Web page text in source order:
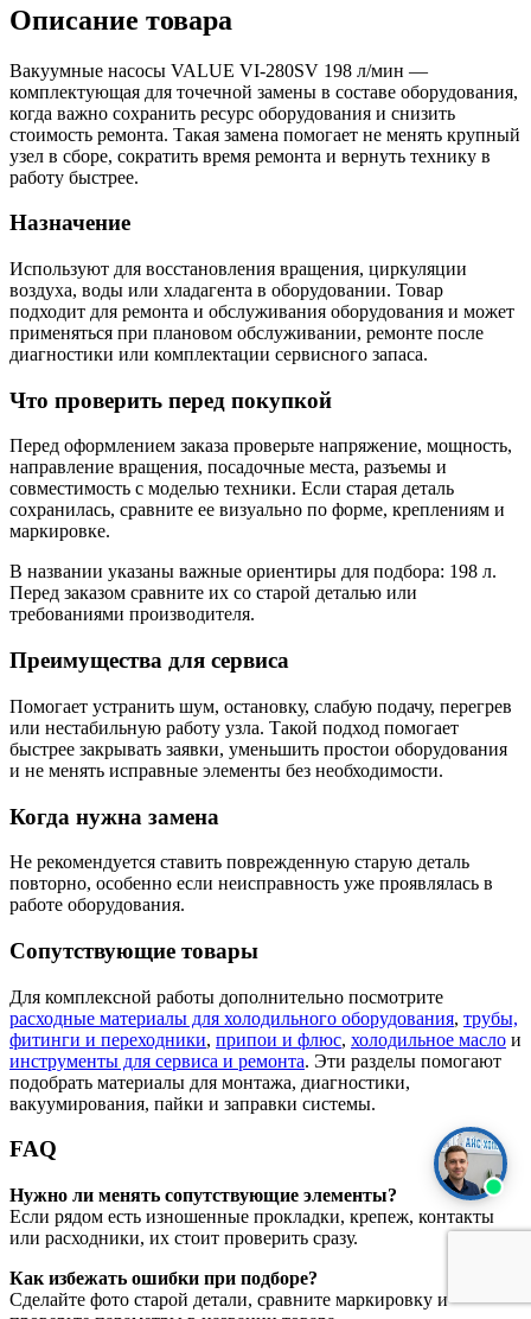
Описание товара
Вакуумные насосы VALUE VI-280SV 198 л/мин —
комплектующая для точечной замены в составе оборудования,
когда важно сохранить ресурс оборудования и снизить
стоимость ремонта. Такая замена помогает не менять крупный
узел в сборе, сократить время ремонта и вернуть технику в
работу быстрее.
Назначение
Используют для восстановления вращения, циркуляции
воздуха, воды или хладагента в оборудовании. Товар
подходит для ремонта и обслуживания оборудования и может
применяться при плановом обслуживании, ремонте после
диагностики или комплектации сервисного запаса.
Что проверить перед покупкой
Перед оформлением заказа проверьте напряжение, мощность,
направление вращения, посадочные места, разъемы и
совместимость с моделью техники. Если старая деталь
сохранилась, сравните ее визуально по форме, креплениям и
маркировке.
В названии указаны важные ориентиры для подбора: 198 л.
Перед заказом сравните их со старой деталью или
требованиями производителя.
Преимущества для сервиса
Помогает устранить шум, остановку, слабую подачу, перегрев
или нестабильную работу узла. Такой подход помогает
быстрее закрывать заявки, уменьшить простои оборудования
и не менять исправные элементы без необходимости.
Когда нужна замена
Не рекомендуется ставить поврежденную старую деталь
повторно, особенно если неисправность уже проявлялась в
работе оборудования.
Сопутствующие товары
Для комплексной работы дополнительно посмотрите
расходные материалы для холодильного оборудования, трубы,
фитинги и переходники, припои и флюс, холодильное масло и
инструменты для сервиса и ремонта. Эти разделы помогают
подобрать материалы для монтажа, диагностики,
вакуумирования, пайки и заправки системы.
FAQ
Нужно ли менять сопутствующие элементы?
Если рядом есть изношенные прокладки, крепеж, контакты
или расходники, их стоит проверить сразу.
Как избежать ошибки при подборе?
Сделайте фото старой детали, сравните маркировку и